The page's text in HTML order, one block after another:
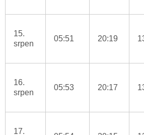
15.
srpen
05:51 20:19
16.
srpen
05:53 20:17
17.